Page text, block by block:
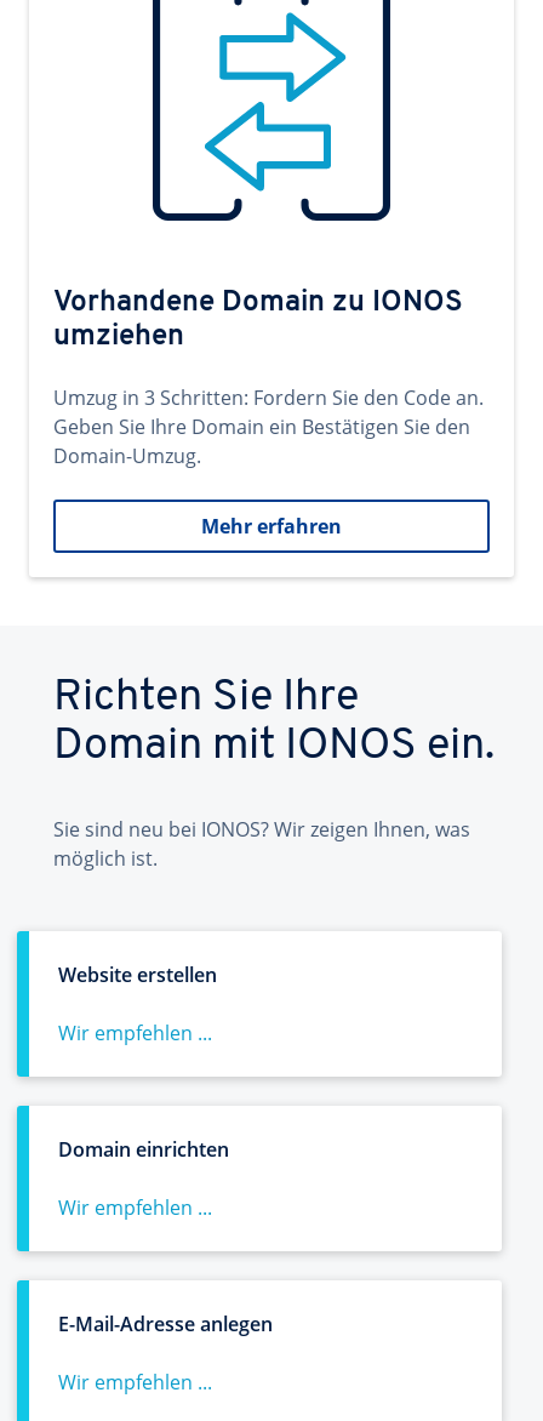
Vorhandene Domain zu IONOS
umziehen
Umzug in 3 Schritten: Fordern Sie den Code an.
Geben Sie Ihre Domain ein Bestätigen Sie den
Domain-Umzug.
Mehr erfahren
Richten Sie Ihre
Domain mit IONOS ein.
Sie sind neu bei IONOS? Wir zeigen Ihnen, was
möglich ist.
Website erstellen
Wir empfehlen ...
Domain einrichten
Wir empfehlen ...
E-Mail-Adresse anlegen
Wir empfehlen ...